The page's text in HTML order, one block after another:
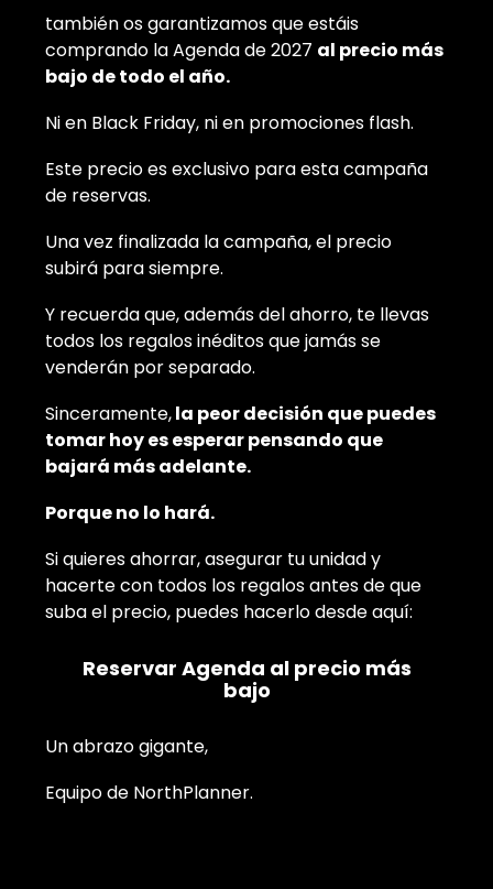
también os garantizamos que estáis
comprando la Agenda de 2027 al precio más
bajo de todo el año.
Ni en Black Friday, ni en promociones flash.
Este precio es exclusivo para esta campaña
de reservas.
Una vez finalizada la campaña, el precio
subirá para siempre.
Y recuerda que, además del ahorro, te llevas
todos los regalos inéditos que jamás se
venderán por separado.
Sinceramente,la peor decisión que puedes
tomar hoy es esperar pensando que
bajará más adelante.
Porque no lo hará.
Si quieres ahorrar, asegurar tu unidad y
hacerte con todos los regalos antes de que
suba el precio, puedes hacerlo desde aquí:
Reservar Agenda al precio más
bajo
Un abrazo gigante,
Equipo de NorthPlanner.